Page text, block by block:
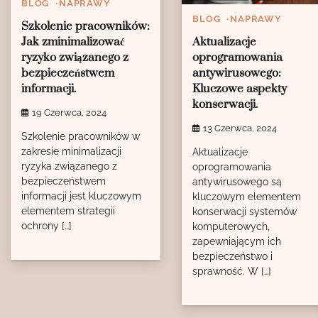
BLOG NAPRAWY
Szkolenie pracowników:
Jak zminimalizować
ryzyko związanego z
bezpieczeństwem
informacji.
19 Czerwca, 2024
Szkolenie pracowników w
zakresie minimalizacji
ryzyka związanego z
bezpieczeństwem
informacji jest kluczowym
elementem strategii
ochrony […]
BLOG NAPRAWY
Aktualizacje
oprogramowania
antywirusowego:
Kluczowe aspekty
konserwacji.
13 Czerwca, 2024
Aktualizacje
oprogramowania
antywirusowego są
kluczowym elementem
konserwacji systemów
komputerowych,
zapewniającym ich
bezpieczeństwo i
sprawność. W […]